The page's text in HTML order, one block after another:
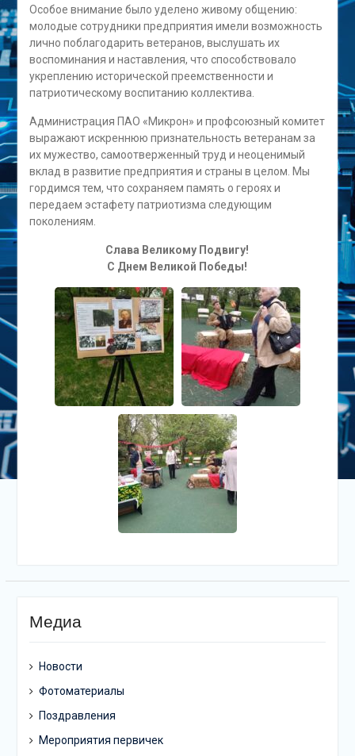
Особое внимание было уделено живому общению:
молодые сотрудники предприятия имели возможность
лично поблагодарить ветеранов, выслушать их
воспоминания и наставления, что способствовало
укреплению исторической преемственности и
патриотическому воспитанию коллектива.
Администрация ПАО «Микрон» и профсоюзный комитет
выражают искреннюю признательность ветеранам за
их мужество, самоотверженный труд и неоценимый
вклад в развитие предприятия и страны в целом. Мы
гордимся тем, что сохраняем память о героях и
передаем эстафету патриотизма следующим
поколениям.
Слава Великому Подвигу!
С Днем Великой Победы!
Медиа
Новости
Фотоматериалы
Поздравления
Мероприятия первичек